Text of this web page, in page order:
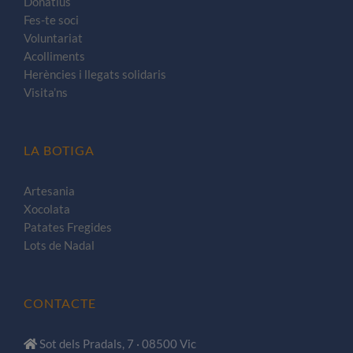
Fes-te soci
Voluntariat
Acolliments
Herències i llegats solidaris
Visita’ns
LA BOTIGA
Artesania
Xocolata
Patates Fregides
Lots de Nadal
CONTACTE
Sot dels Pradals, 7 · 08500 Vic